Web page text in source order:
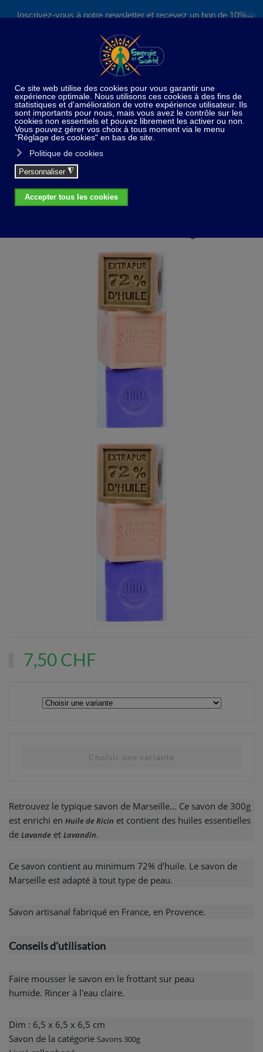
Inscrivez-vous à notre newsletter et recevez un bon de 10%
S'inscrire
✕
Home Idées cadeaux
7,50 CHF
Retrouvez le typique savon de Marseille... Ce savon de 300g
est enrichi en Huile de Ricin et contient des huiles essentielles
de Lavande et Lavandin.
Ce savon contient au minimum 72% d'huile. Le savon de
Marseille est adapté à tout type de peau.
Savon artisanal fabriqué en France, en Provence.
Conseils d'utilisation
Faire mousser le savon en le frottant sur peau
humide. Rincer à l'eau claire.
Dim : 6,5 x 6,5 x 6,5 cm
Savon de la catégorie Savons 300g